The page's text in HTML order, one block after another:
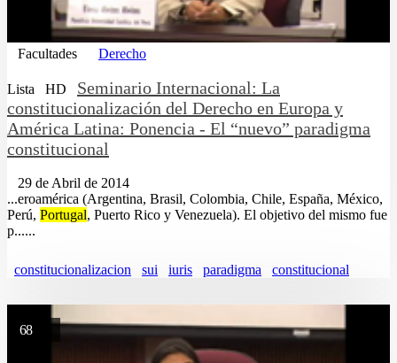
Facultades Derecho
Lista HD
Seminario Internacional: La
constitucionalización del Derecho en Europa y
América Latina: Ponencia - El “nuevo” paradigma
constitucional
29 de Abril de 2014
...eroamérica (Argentina, Brasil, Colombia, Chile, España, México,
Perú, Portugal, Puerto Rico y Venezuela). El objetivo del mismo fue
p......
constitucionalizacion sui iuris paradigma constitucional
68